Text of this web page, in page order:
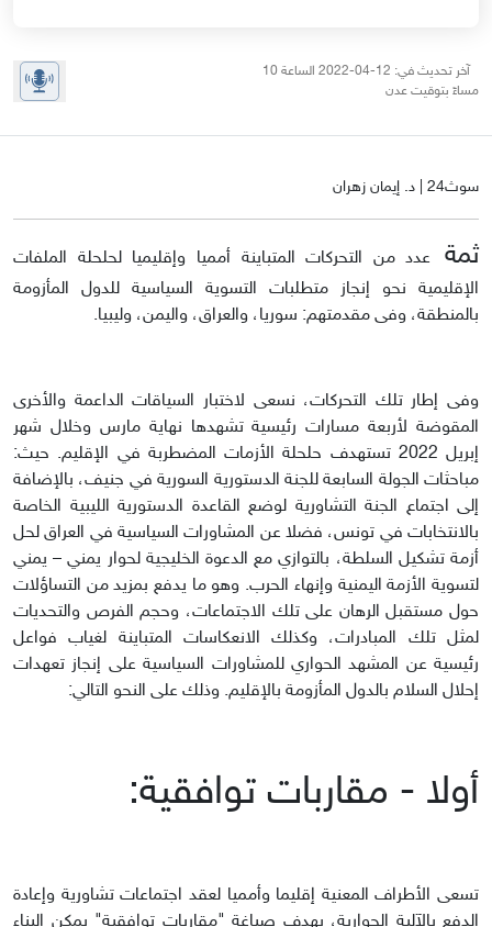
آخر تحديث في: 12-04-2022 الساعة 10
مساءً بتوقيت عدن
سوث24 | د. إيمان زهران
ثمة
عدد من التحركات المتباينة أمميا وإقليميا لحلحلة الملفات
الإقليمية نحو إنجاز متطلبات التسوية السياسية للدول المأزومة
بالمنطقة، وفى مقدمتهم: سوريا، والعراق، واليمن، وليبيا.
وفى إطار تلك التحركات، نسعى لاختبار السياقات الداعمة والأخرى
المقوضة لأربعة مسارات رئيسية تشهدها نهاية مارس وخلال شهر
إبريل 2022 تستهدف حلحلة الأزمات المضطربة في الإقليم. حيث:
مباحثات الجولة السابعة للجنة الدستورية السورية في جنيف، بالإضافة
إلى اجتماع الجنة التشاورية لوضع القاعدة الدستورية الليبية الخاصة
بالانتخابات في تونس، فضلا عن المشاورات السياسية في العراق لحل
أزمة تشكيل السلطة، بالتوازي مع الدعوة الخليجية لحوار يمني – يمني
لتسوية الأزمة اليمنية وإنهاء الحرب. وهو ما يدفع بمزيد من التساؤلات
حول مستقبل الرهان على تلك الاجتماعات، وحجم الفرص والتحديات
لمثل تلك المبادرات، وكذلك الانعكاسات المتباينة لغياب فواعل
رئيسية عن المشهد الحواري للمشاورات السياسية على إنجاز تعهدات
إحلال السلام بالدول المأزومة بالإقليم. وذلك على النحو التالي:
أولا - مقاربات توافقية:
تسعى الأطراف المعنية إقليما وأمميا لعقد اجتماعات تشاورية وإعادة
الدفع بالآلية الحوارية، بهدف صياغة "مقاربات توافقية" يمكن البناء